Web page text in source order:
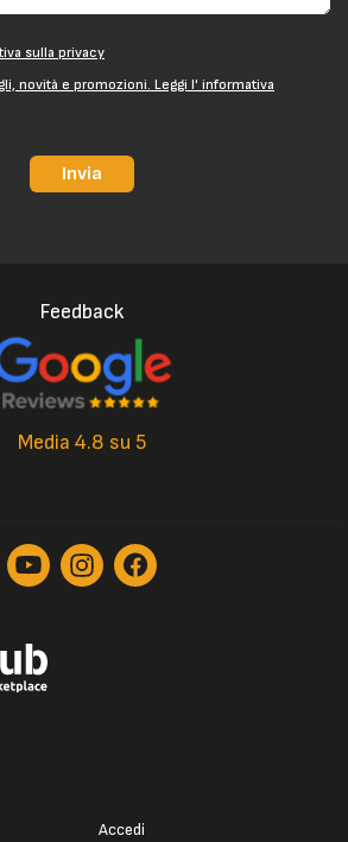
sulla privacy
novità e promozioni. Leggi l' informativa
Invia
Feedback
Media 4.8 su 5
Accedi